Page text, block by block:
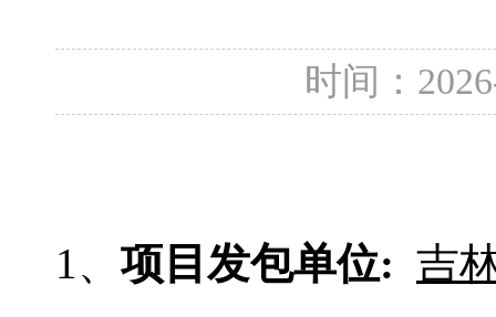
时间：
1、 项目发包单位: 吉